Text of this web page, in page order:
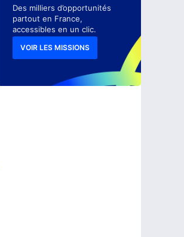
Des milliers d’opportunités
partout en France,
accessibles en un clic.
VOIR LES MISSIONS